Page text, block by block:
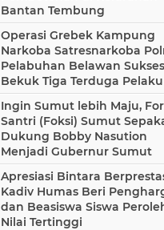
Bantan Tembung
Operasi Grebek Kampung
Narkoba Satresnarkoba
Pelabuhan Belawan Sukses
Bekuk Tiga Terduga Pelaku
Ingin Sumut lebih Maju,
Santri (Foksi) Sumut
Dukung Bobby Nasution
Menjadi Gubernur Sumut
Apresiasi Bintara
Kadiv Humas Beri
dan Beasiswa Siswa
Nilai Tertinggi